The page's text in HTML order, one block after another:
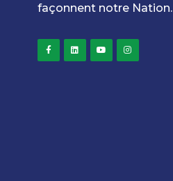
façonnent notre Nation.